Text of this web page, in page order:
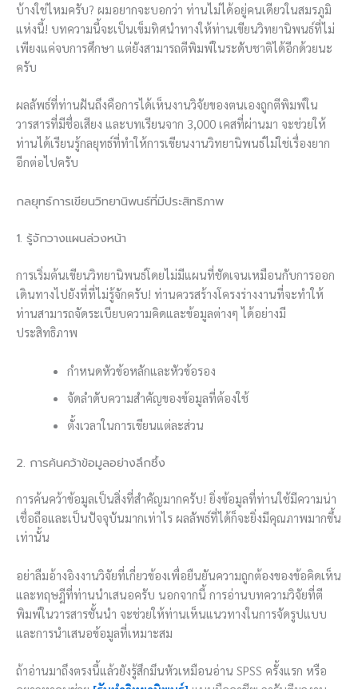
บ้างใช่ไหมครับ? ผมอยากจะบอกว่า ท่านไม่ได้อยู่คนเดียวในสมรภูมิ
แห่งนี้! บทความนี้จะเป็นเข็มทิศนำทางให้ท่านเขียนวิทยานิพนธ์ที่ไม่
เพียงแค่จบการศึกษา แต่ยังสามารถตีพิมพ์ในระดับชาติได้อีกด้วยนะ
ครับ
ผลลัพธ์ที่ท่านฝันถึงคือการได้เห็นงานวิจัยของตนเองถูกตีพิมพ์ใน
วารสารที่มีชื่อเสียง และบทเรียนจาก 3,000 เคสที่ผ่านมา จะช่วยให้
ท่านได้เรียนรู้กลยุทธ์ที่ทำให้การเขียนงานวิทยานิพนธ์ไม่ใช่เรื่องยาก
อีกต่อไปครับ
กลยุทธ์การเขียนวิทยานิพนธ์ที่มีประสิทธิภาพ
1. รู้จักวางแผนล่วงหน้า
การเริ่มต้นเขียนวิทยานิพนธ์โดยไม่มีแผนที่ชัดเจนเหมือนกับการออก
เดินทางไปยังที่ที่ไม่รู้จักครับ! ท่านควรสร้างโครงร่างงานที่จะทำให้
ท่านสามารถจัดระเบียบความคิดและข้อมูลต่างๆ ได้อย่างมี
ประสิทธิภาพ
กำหนดหัวข้อหลักและหัวข้อรอง
จัดลำดับความสำคัญของข้อมูลที่ต้องใช้
ตั้งเวลาในการเขียนแต่ละส่วน
2. การค้นคว้าข้อมูลอย่างลึกซึ้ง
การค้นคว้าข้อมูลเป็นสิ่งที่สำคัญมากครับ! ยิ่งข้อมูลที่ท่านใช้มีความน่า
เชื่อถือและเป็นปัจจุบันมากเท่าไร ผลลัพธ์ที่ได้ก็จะยิ่งมีคุณภาพมากขึ้น
เท่านั้น
อย่าลืมอ้างอิงงานวิจัยที่เกี่ยวข้องเพื่อยืนยันความถูกต้องของข้อคิดเห็น
และทฤษฎีที่ท่านนำเสนอครับ นอกจากนี้ การอ่านบทความวิจัยที่ตี
พิมพ์ในวารสารชั้นนำ จะช่วยให้ท่านเห็นแนวทางในการจัดรูปแบบ
และการนำเสนอข้อมูลที่เหมาะสม
ถ้าอ่านมาถึงตรงนี้แล้วยังรู้สึกมึนหัวเหมือนอ่าน SPSS ครั้งแรก หรือ